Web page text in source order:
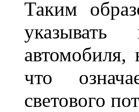
Таким
что
светового